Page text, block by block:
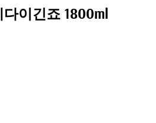
이긴죠 1800ml